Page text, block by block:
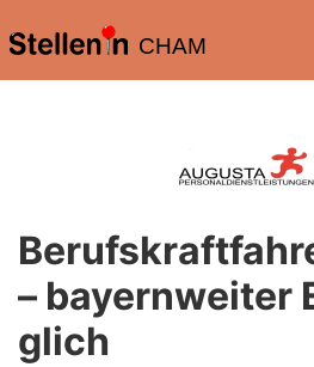
CHAM
– bayernweiter
glich